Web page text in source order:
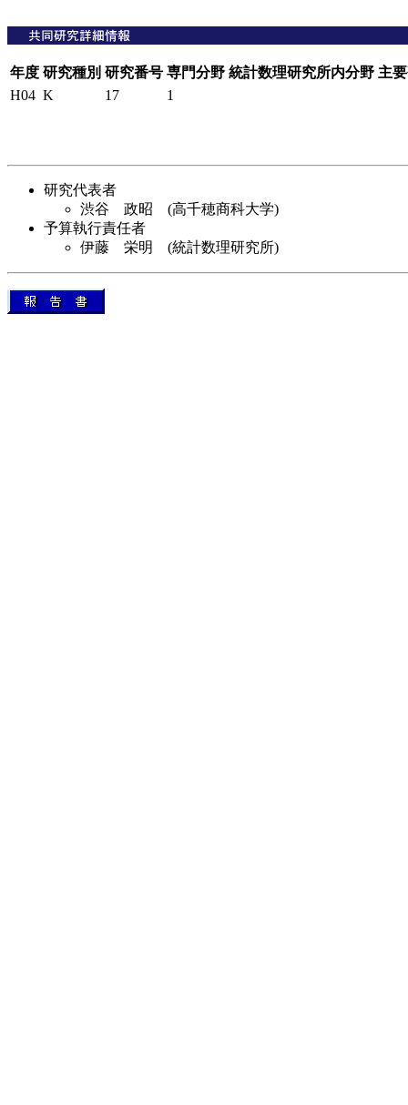
年度 研究種別 研究番号 専門分野 統計数理研究所内分野 主
H04 K 17 1
研究代表者
渋谷 政昭 (高千穂商科大学)
予算執行責任者
伊藤 栄明 (統計数理研究所)